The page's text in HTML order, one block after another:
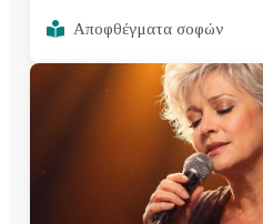
Αποφθέγματα σοφών